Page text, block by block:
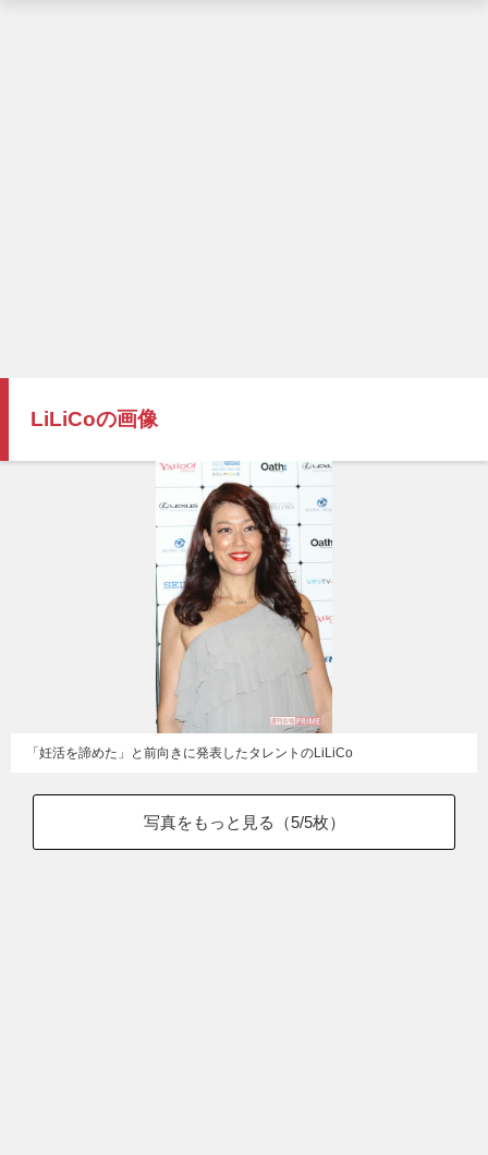
LiLiCoの画像
「妊活を諦めた」と前向きに発表したタレントのLiLiCo
写真をもっと見る（5/5枚）